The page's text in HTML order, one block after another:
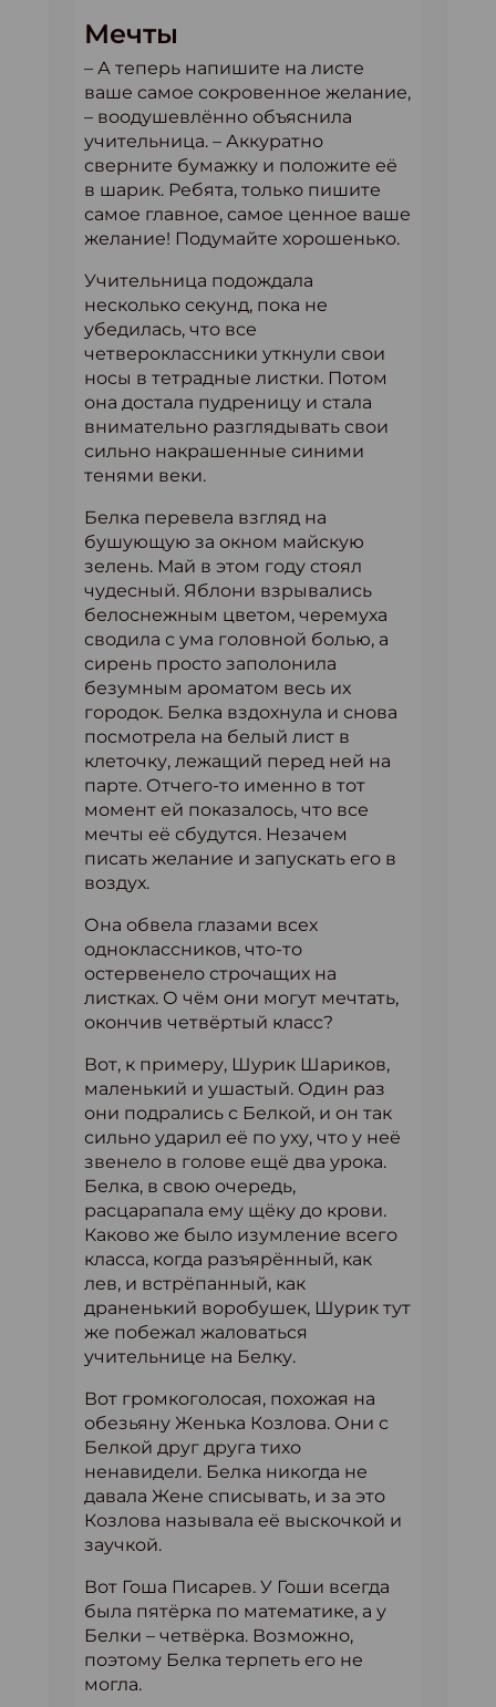
Мечты
– А теперь напишите на листе
ваше самое сокровенное желание,
– воодушевлённо объяснила
учительница. – Аккуратно
сверните бумажку и положите её
в шарик. Ребята, только пишите
самое главное, самое ценное ваше
желание! Подумайте хорошенько.
Учительница подождала
несколько секунд, пока не
убедилась, что все
четвероклассники уткнули свои
носы в тетрадные листки. Потом
она достала пудреницу и стала
внимательно разглядывать свои
сильно накрашенные синими
тенями веки.
Белка перевела взгляд на
бушующую за окном майскую
зелень. Май в этом году стоял
чудесный. Яблони взрывались
белоснежным цветом, черемуха
сводила с ума головной болью, а
сирень просто заполонила
безумным ароматом весь их
городок. Белка вздохнула и снова
посмотрела на белый лист в
клеточку, лежащий перед ней на
парте. Отчего-то именно в тот
момент ей показалось, что все
мечты её сбудутся. Незачем
писать желание и запускать его в
воздух.
Она обвела глазами всех
одноклассников, что-то
остервенело строчащих на
листках. О чём они могут мечтать,
окончив четвёртый класс?
Вот, к примеру, Шурик Шариков,
маленький и ушастый. Один раз
они подрались с Белкой, и он так
сильно ударил её по уху, что у неё
звенело в голове ещё два урока.
Белка, в свою очередь,
расцарапала ему щёку до крови.
Каково же было изумление всего
класса, когда разъярённый, как
лев, и встрёпанный, как
драненький воробушек, Шурик тут
же побежал жаловаться
учительнице на Белку.
Вот громкоголосая, похожая на
обезьяну Женька Козлова. Они с
Белкой друг друга тихо
ненавидели. Белка никогда не
давала Жене списывать, и за это
Козлова называла её выскочкой и
заучкой.
Вот Гоша Писарев. У Гоши всегда
была пятёрка по математике, а у
Белки – четвёрка. Возможно,
поэтому Белка терпеть его не
могла.